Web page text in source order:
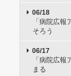
06/18
「病院広
そろう
06/17
「病院広
まる